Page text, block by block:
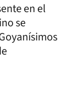
en el
se